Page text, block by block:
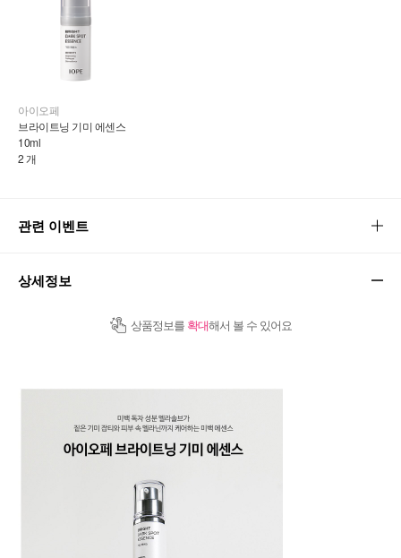
아이오페
브라이트닝 기미 에센스
10ml
2 개
관련 이벤트
상세정보
상품정보를 확대해서 볼 수 있어요